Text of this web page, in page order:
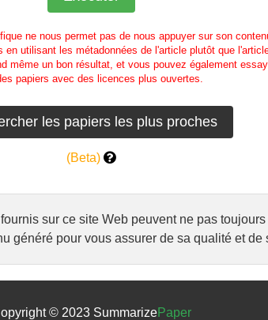
ne nous permet pas de nous appuyer sur son
en utilisant les métadonnées de l'article plutôt que
même un bon résultat, et vous pouvez également
papiers avec des licences plus ouvertes.
(Beta)
sur ce site Web peuvent ne pas
généré pour vous assurer de sa qualité et
© 2023 SummarizePaper